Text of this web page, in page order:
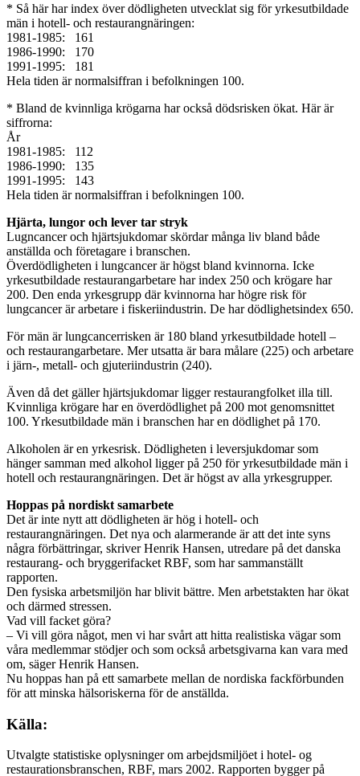
* Så här har index över dödligheten utvecklat sig för yrkesutbildade
män i hotell- och restaurangnäringen:
1981-1985: 161
1986-1990: 170
1991-1995: 181
Hela tiden är normalsiffran i befolkningen 100.
* Bland de kvinnliga krögarna har också dödsrisken ökat. Här är
siffrorna:
År
1981-1985: 112
1986-1990: 135
1991-1995: 143
Hela tiden är normalsiffran i befolkningen 100.
Hjärta, lungor och lever tar stryk
Lugncancer och hjärtsjukdomar skördar många liv bland både
anställda och företagare i branschen.
Överdödligheten i lungcancer är högst bland kvinnorna. Icke
yrkesutbildade restaurangarbetare har index 250 och krögare har
200. Den enda yrkesgrupp där kvinnorna har högre risk för
lungcancer är arbetare i fiskeriindustrin. De har dödlighetsindex 650.
För män är lungcancerrisken är 180 bland yrkesutbildade hotell –
och restaurangarbetare. Mer utsatta är bara målare (225) och arbetare
i järn-, metall- och gjuteriindustrin (240).
Även då det gäller hjärtsjukdomar ligger restaurangfolket illa till.
Kvinnliga krögare har en överdödlighet på 200 mot genomsnittet
100. Yrkesutbildade män i branschen har en dödlighet på 170.
Alkoholen är en yrkesrisk. Dödligheten i leversjukdomar som
hänger samman med alkohol ligger på 250 för yrkesutbildade män i
hotell och restaurangnäringen. Det är högst av alla yrkesgrupper.
Hoppas på nordiskt samarbete
Det är inte nytt att dödligheten är hög i hotell- och
restaurangnäringen. Det nya och alarmerande är att det inte syns
några förbättringar, skriver Henrik Hansen, utredare på det danska
restaurang- och bryggerifacket RBF, som har sammanställt
rapporten.
Den fysiska arbetsmiljön har blivit bättre. Men arbetstakten har ökat
och därmed stressen.
Vad vill facket göra?
– Vi vill göra något, men vi har svårt att hitta realistiska vägar som
våra medlemmar stödjer och som också arbetsgivarna kan vara med
om, säger Henrik Hansen.
Nu hoppas han på ett samarbete mellan de nordiska fackförbunden
för att minska hälsoriskerna för de anställda.
Källa:
Utvalgte statistiske oplysninger om arbejdsmiljöet i hotel- og
restaurationsbranschen, RBF, mars 2002. Rapporten bygger på